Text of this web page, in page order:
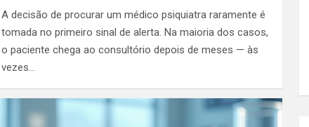
A decisão de procurar um médico psiquiatra raramente é
tomada no primeiro sinal de alerta. Na maioria dos casos,
o paciente chega ao consultório depois de meses — às
vezes…